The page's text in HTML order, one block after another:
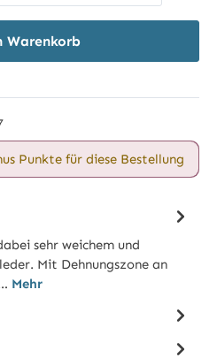
Warenkorb
Punkte für diese Bestellung
sehr weichem und
Mit Dehnungszone an
Mehr